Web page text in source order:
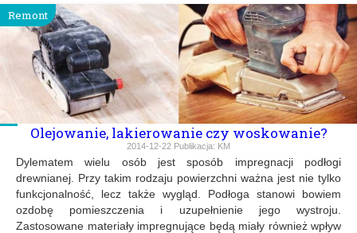
Remont
Olejowanie, lakierowanie czy woskowanie?
2014-12-22 Publikacja: KM
Dylematem wielu osób jest sposób impregnacji podłogi
drewnianej. Przy takim rodzaju powierzchni ważna jest nie tylko
funkcjonalność, lecz także wygląd. Podłoga stanowi bowiem
ozdobę pomieszczenia i uzupełnienie jego wystroju.
Zastosowane materiały impregnujące będą miały również wpływ